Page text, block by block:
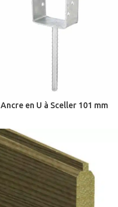
Ancre en U à Sceller 101 mm